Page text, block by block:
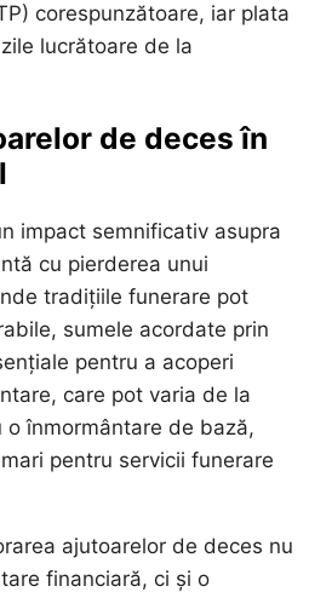
corespunzătoare, iar plata
lucrătoare de la
de deces în
impact semnificativ asupra
cu pierderea unui
tradițiile funerare pot
sumele acordate prin
pentru a acoperi
care pot varia de la
înmormântare de bază,
pentru servicii funerare
ajutoarelor de deces nu
financiară, ci și o